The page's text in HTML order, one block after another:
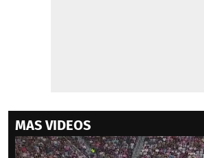
MAS VIDEOS